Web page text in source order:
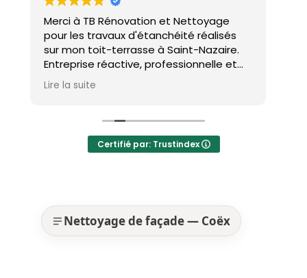
Merci à TB Rénovation et Nettoyage
pour les travaux d'étanchéité réalisés
sur mon toit-terrasse à Saint-Nazaire.
Entreprise réactive, professionnelle et
agréable. Le travail a été réalisé avec
soin et dans les délais. Je recommande
Lire la suite
Certifié par: Trustindex
Nettoyage de façade — Coëx